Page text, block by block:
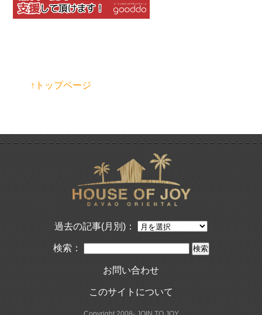
↑トップページ
過去の記事(月別)：
検索：
お問い合わせ
このサイトについて